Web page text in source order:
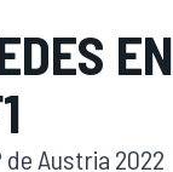
EN
Austria 2022